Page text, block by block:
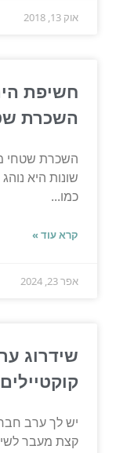
אוק 13, 2018
חשיפת
השכרת
השכרת שטחי
שונות היא
כמו...
קרא עוד »
אפר 23, 2024
שידרוג
יש לך ערב
קצת מעבר